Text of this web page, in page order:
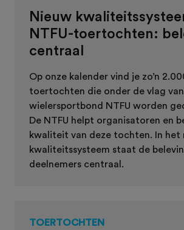
Nieuw
NTFU-toertochten:
centraal
Op onze kalender vind je zo’n
toertochten die onder de vlag van
wielersportbond NTFU worden
De NTFU helpt organisatoren en
kwaliteit van deze tochten. In het
kwaliteitssysteem staat de
deelnemers centraal.
TOERTOCHTEN